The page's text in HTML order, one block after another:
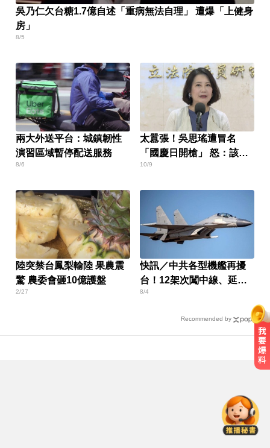
吳乃仁欠台糖1.7億自述「重病無法自理」 遭爆「上健身
房」
8/5
兩大外送平台：城鎮韌性
演習區域暫停配送服務
8/6
太囂張！吳思瑤遭冒名
「國慶日開槍」 怒：該告
就告
10/9
陸突禁台鳳梨輸陸 果農震
驚 農委會砸10億護盤
2/27
快訊／中共各型機艦再擾
台！12架次闖中線、延伸
線
8/4
Recommended by